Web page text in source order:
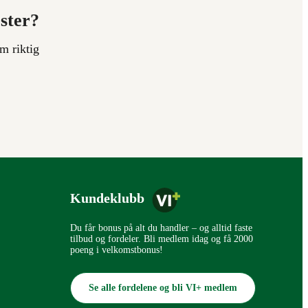
riktig
Kundeklubb
Du får bonus på alt du handler – og alltid faste
tilbud og fordeler. Bli medlem idag og få 2000
poeng i velkomstbonus!
Se alle fordelene og bli VI+ medlem